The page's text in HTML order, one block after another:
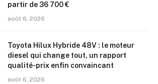
partir de 36 700 €
août 6, 2026
Toyota Hilux Hybride 48V : le moteur
diesel qui change tout, un rapport
qualité-prix enfin convaincant
août 6, 2026